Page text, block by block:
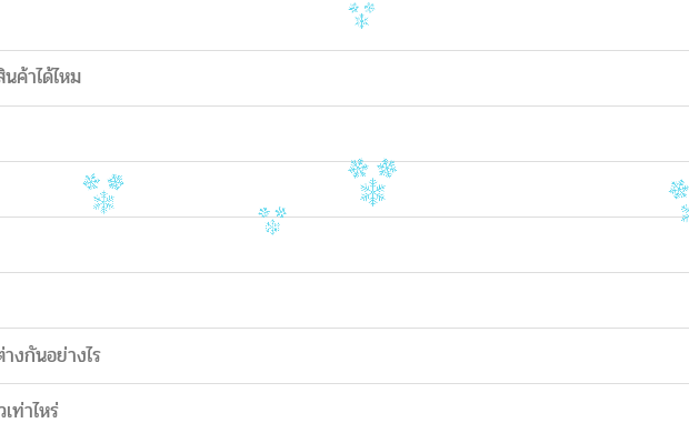
ค้าได้ไหม
งกันอย่างไร
ท่าไหร่